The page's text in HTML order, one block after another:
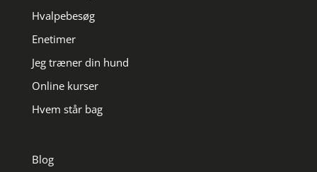
Hvalpebesøg
Enetimer
Jeg træner din hund
Online kurser
Hvem står bag
Blog